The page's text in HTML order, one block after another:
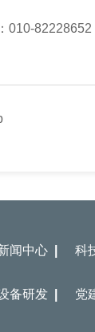
010-
闻中心 | 科
备研发 | 党